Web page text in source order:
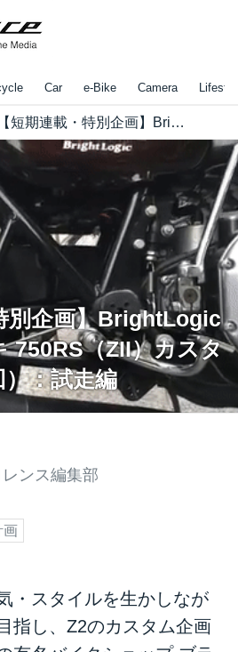
Car e-Bike Camera
【短期連載・特別企画】BrightLogic協力 / カワサキ 750RS（ZII）カスタム計画 （第9回）：試走編
別企画】BrightLogic
750RS（ZII）カスタ
：試走編
レンス編集部
画
・スタイルを生かしなが
指し、Z2のカスタム企画